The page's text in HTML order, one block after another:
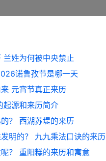
兰姓为何被中央禁止
诺鲁孜节是哪一天
元宵节真正来历
起源和来历简介
？ 西湖苏堤的来历
明的？ 九九乘法口诀的来历
？ 重阳糕的来历和寓意